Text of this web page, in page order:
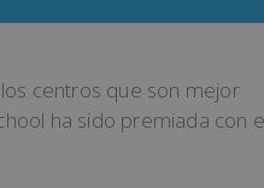
centros que son mejor
ha sido premiada con